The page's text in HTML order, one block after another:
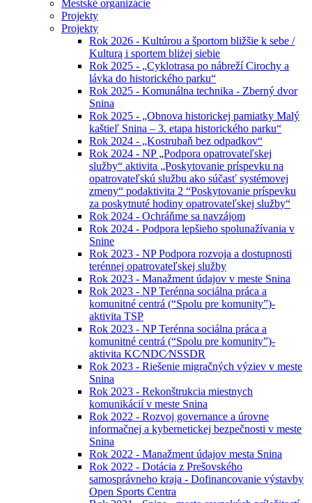
Mestské organizácie
Projekty
Projekty
Rok 2026 - Kultúrou a športom bližšie k sebe /
Kulturą i sportem bliżej siebie
Rok 2025 - „Cyklotrasa po nábreží Cirochy a
lávka do historického parku“
Rok 2025 - Komunálna technika - Zberný dvor
Snina
Rok 2025 - „Obnova historickej pamiatky Malý
kaštieľ Snina – 3. etapa historického parku“
Rok 2024 - „Kostrubaň bez odpadkov“
Rok 2024 - NP „Podpora opatrovateľskej
služby“ aktivita „Poskytovanie príspevku na
opatrovateľskú službu ako súčasť systémovej
zmeny“ podaktivita 2 “Poskytovanie príspevku
za poskytnuté hodiny opatrovateľskej služby“
Rok 2024 - Ochráňme sa navzájom
Rok 2024 - Podpora lepšieho spolunažívania v
Snine
Rok 2023 - NP Podpora rozvoja a dostupnosti
terénnej opatrovateľskej služby
Rok 2023 - Manažment údajov v meste Snina
Rok 2023 - NP Terénna sociálna práca a
komunitné centrá (“Spolu pre komunity”)-
aktivita TSP
Rok 2023 - NP Terénna sociálna práca a
komunitné centrá (“Spolu pre komunity”)-
aktivita KC⁄NDC⁄NSSDR
Rok 2023 - Riešenie migračných výziev v meste
Snina
Rok 2023 - Rekonštrukcia miestnych
komunikácií v meste Snina
Rok 2022 - Rozvoj governance a úrovne
informačnej a kybernetickej bezpečnosti v meste
Snina
Rok 2022 - Manažment údajov mesta Snina
Rok 2022 - Dotácia z Prešovského
samosprávneho kraja - Dofinancovanie výstavby
Open Sports Centra